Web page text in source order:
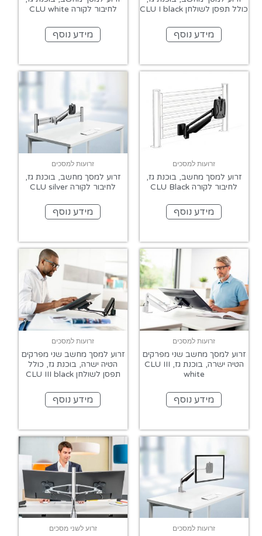
כולל תפסן לשולחן CLU I black
מידע נוסף
לחיבור לקורה CLU white
מידע נוסף
זרועות למסכים
זרוע למסך מחשב, בוכנת גז,
לחיבור לקורה CLU Black
מידע נוסף
זרועות למסכים
זרוע למסך מחשב, בוכנת גז,
לחיבור לקורה CLU silver
מידע נוסף
זרועות למסכים
זרוע למסך מחשב שני מפרקים
הטיה ישרה, בוכנת גז, CLU III
white
מידע נוסף
זרועות למסכים
זרוע למסך מחשב שני מפרקים
הטיה ישרה, בוכנת גז, כולל
תפסן לשולחן CLU III black
מידע נוסף
זרועות למסכים זרוע לשני מסכים